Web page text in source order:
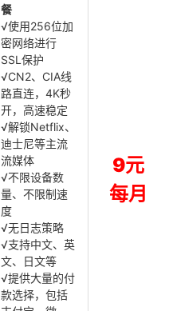
餐
√使用256位加
密网络进行
SSL保护
√CN2、CIA线
路直连，4K秒
开，高速稳定
√解锁Netflix、
迪士尼等主流
流媒体
√不限设备数
量、不限制速
度
√无日志策略
√支持中文、英
文、日文等
√提供大量的付
款选择，包括
9元
每月